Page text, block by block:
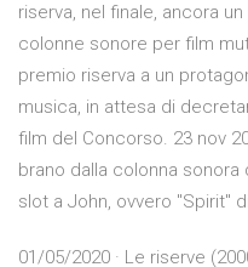
riserva, nel finale, ancora
colonne sonore per film
premio riserva a un
musica, in attesa di
film del Concorso. 23 nov
brano dalla colonna
slot a John, ovvero "Spirit"
01/05/2020 · Le riserve